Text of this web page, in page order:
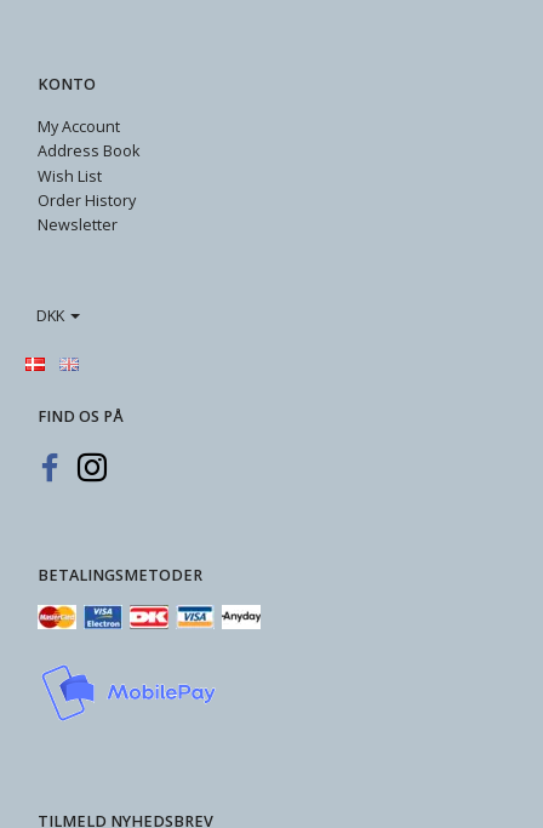
KONTO
My Account
Address Book
Wish List
Order History
Newsletter
DKK
FIND OS PÅ
BETALINGSMETODER
TILMELD NYHEDSBREV